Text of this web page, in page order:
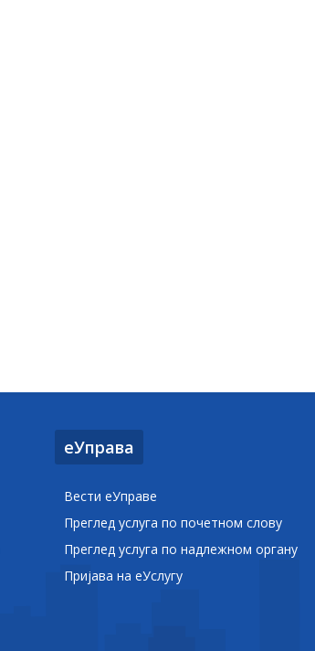
еУправа
Вести еУправе
Преглед услуга по почетном слову
Преглед услуга по надлежном органу
Пријава на еУслугу